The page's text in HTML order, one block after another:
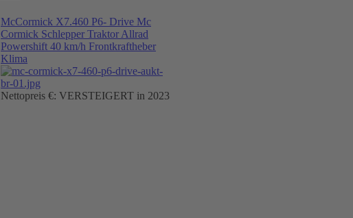
McCormick X7.460 P6- Drive Mc
Cormick Schlepper Traktor Allrad
Powershift 40 km/h Frontkraftheber
Klima
Nettopreis €: VERSTEIGERT in 2023